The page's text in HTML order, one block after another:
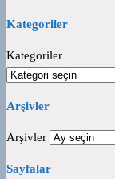
Kategoriler
Kategoriler
Arşivler
Arşivler
Sayfalar